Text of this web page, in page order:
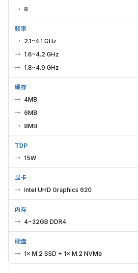
8
频率
2.1~4.1 GHz
1.6~4.2 GHz
1.8~4.9 GHz
缓存
4MB
6MB
8MB
TDP
15W
显卡
Intel UHD Graphics 620
内存
4~32GB DDR4
硬盘
1× M.2 SSD + 1× M.2 NVMe